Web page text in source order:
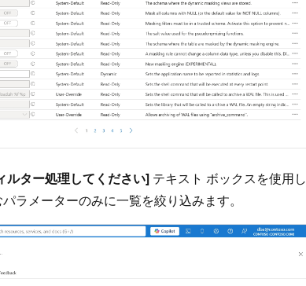
ルター処理してください] テキスト ボックスを使用し
ラメーターのみに一覧を絞り込みます。